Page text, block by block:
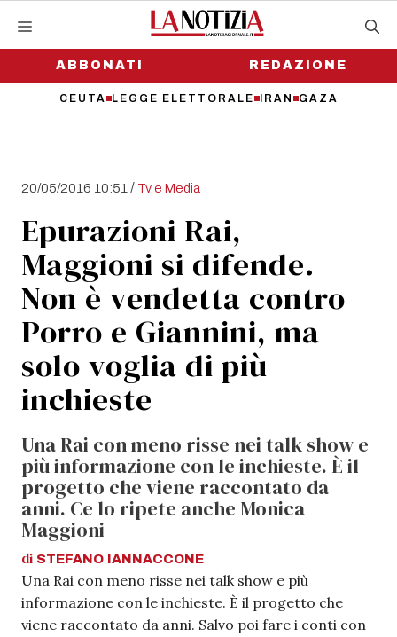
contenutoABBONATI
CEUTA LEGGE ELETTORALE IRAN GAZA
REDAZIONE
20/05/2016 10:51 / Tv e Media
Epurazioni Rai,
Maggioni si difende.
Non è vendetta contro
Porro e Giannini, ma
solo voglia di più
inchieste
Una Rai con meno risse nei talk show e
più informazione con le inchieste. È il
progetto che viene raccontato da
anni. Ce lo ripete anche Monica
Maggioni
di STEFANO IANNACCONE
Una Rai con meno risse nei talk show e più
informazione con le inchieste. È il progetto che
viene raccontato da anni. Salvo poi fare i conti con